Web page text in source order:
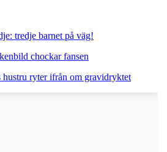
tredje barnet på väg!
chockar fansen
hustru ryter ifrån om gravidryktet